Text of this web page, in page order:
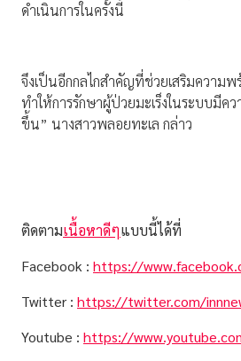
ดำเนินการในครั้งนี้
จึงเป็นอีกกลไกสำคัญที่ช่วยเสริมความพ
ทำให้การรักษาผู้ป่วยมะเร็งในระบบมีค
ขึ้น” นางสาวพลอยทะเล กล่าว
ติดตามเนื้อหาดีๆแบบนี้ได้ที่
Facebook : https://
Twitter : https://twitter.com/
Youtube : https://